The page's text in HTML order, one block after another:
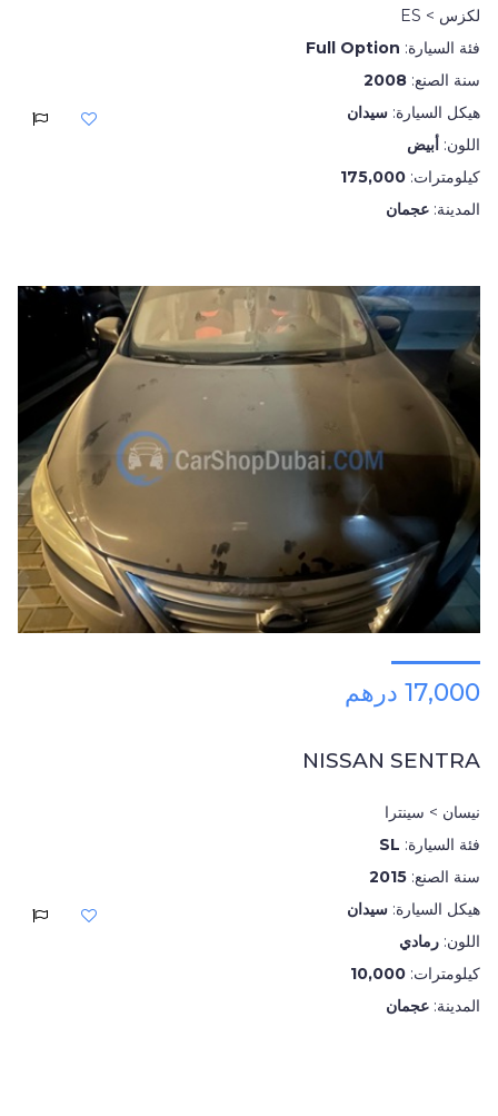
لكزس > ES
فئة السيارة: Full Option
سنة الصنع: 2008
هيكل السيارة: سيدان
اللون: أبيض
كيلومترات: 175,000
المدينة: عجمان
17,000 درهم
NISSAN SENTRA
نيسان > سينترا
فئة السيارة: SL
سنة الصنع: 2015
هيكل السيارة: سيدان
اللون: رمادي
كيلومترات: 10,000
المدينة: عجمان